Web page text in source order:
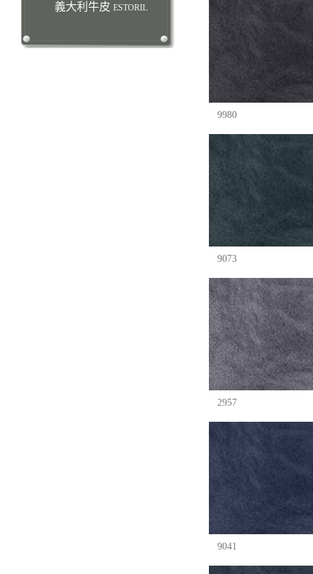
義大利牛皮 ESTORIL
9980
9073
2957
9041